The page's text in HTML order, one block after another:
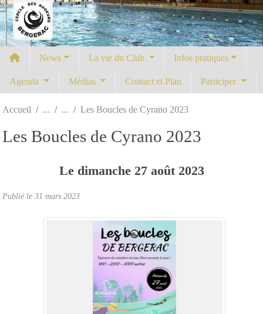
Cercle des nageurs de Bergerac
News La vie du Club Infos pratiques
Agenda Médias Contact et Plan Participer
Accueil Les Boucles de Cyrano 2023
Les Boucles de Cyrano 2023
Le dimanche 27 août 2023
Publié le 31 mars 2023
Panneau de gestion des cookies